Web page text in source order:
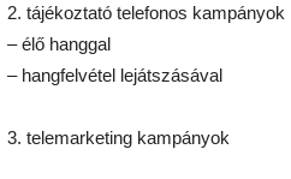
2. tájékoztató telefonos kampányok
– élő hanggal
– hangfelvétel lejátszásával
3. telemarketing kampányok